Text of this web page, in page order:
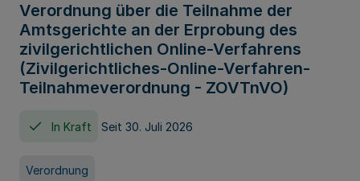
Verordnung über die Teilnahme der
Amtsgerichte an der Erprobung des
zivilgerichtlichen Online-Verfahrens
(Zivilgerichtliches-Online-Verfahren-
Teilnahmeverordnung - ZOVTnVO)
In Kraft Seit 30. Juli 2026
Verordnung